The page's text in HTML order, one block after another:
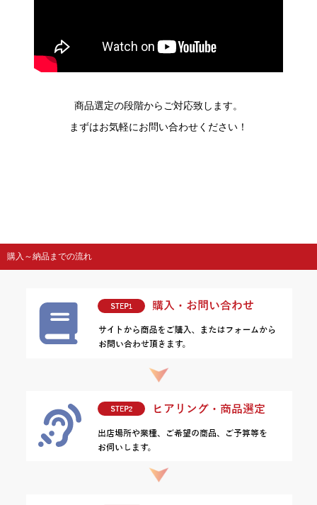
商品選定の段階からご対応致します。
まずはお気軽にお問い合わせください！
購入～納品までの流れ